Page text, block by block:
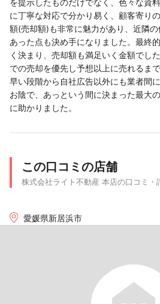
を提示したものだけでなく、色々な資
に丁寧な対応で分かり易く、顧客寄り
額(売却額)も非常に魅力があり、近隣
あった点も決め手になりました。最終
く決まり、売却額も満足いく金額でし
での売却を優先し予想以上に売れるま
早い段階から自社広告以外にも業者間
お陰で、あっという間に決まった最大
に助かりました。
この口コミの店舗
株式会社ライト不動産 本店の口コミ・
愛媛県新居浜市